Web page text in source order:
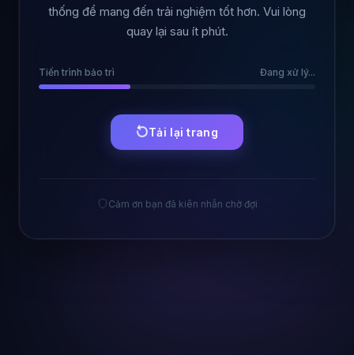
thống để mang đến trải nghiệm tốt hơn. Vui lòng
quay lại sau ít phút.
Tiến trình bảo trì Đang xử lý...
Tải lại trang
Cảm ơn bạn đã kiên nhẫn chờ đợi